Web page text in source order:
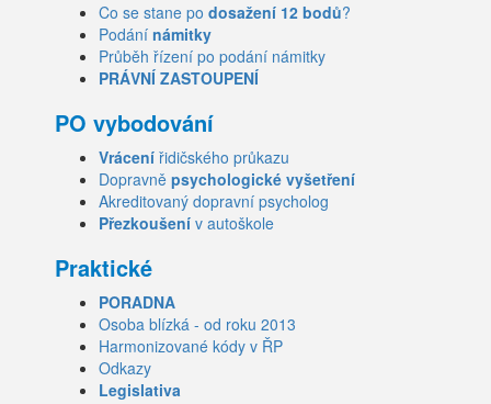
Co se stane po dosažení 12 bodů?
Podání námitky
Průběh řízení po podání námitky
PRÁVNÍ ZASTOUPENÍ
PO vybodování
Vrácení řidičského průkazu
Dopravně psychologické vyšetření
Akreditovaný dopravní psycholog
Přezkoušení v autoškole
Praktické
PORADNA
Osoba blízká - od roku 2013
Harmonizované kódy v ŘP
Odkazy
Legislativa